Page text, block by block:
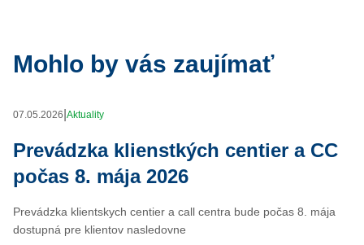
Mohlo by vás zaujímať
07.05.2026 Aktuality
Prevádzka klienstkých centier a CC
počas 8. mája 2026
Prevádzka klientskych centier a call centra bude počas 8. mája
dostupná pre klientov nasledovne